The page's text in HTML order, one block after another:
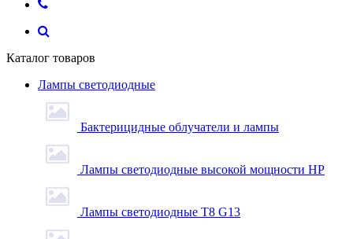
Каталог товаров
Лампы светодиодные
Бактерицидные облучатели и лампы
Лампы светодиодные высокой мощности HP
Лампы светодиодные Т8 G13